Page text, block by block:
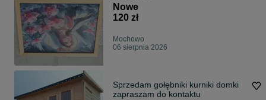
Nowe
120 zł
Mochowo
06 sierpnia 2026
Sprzedam gołębniki kurniki domki
zapraszam do kontaktu